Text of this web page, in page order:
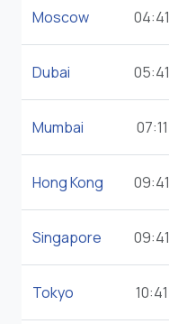
Moscow 04:41
Dubai 05:41
Mumbai 07:11
Hong Kong 09:41
Singapore 09:41
Tokyo 10:41